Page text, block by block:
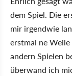
dem Spiel. Die
mir irgendwie
erstmal ne
andern Spielen
überwand ich